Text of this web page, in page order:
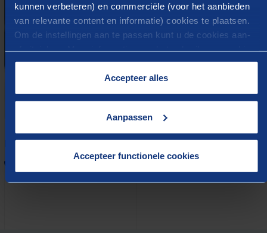
kunnen verbeteren) en commerciële (voor het aanbieden
van relevante content en informatie) cookies te plaatsen.
Om de instellingen aan te passen kunt u de cookies aan-
op onze website treft u in onze “Cookieverklaring”.
Accepteer alles
Aanpassen
Accepteer functionele cookies
Dirk-Jan Schoneveld Leonore Das